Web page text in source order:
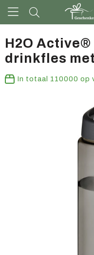
Drinkwaren
Kantoor & schrijven
Vrije tijd & outdoor
H2O Active®
drinkfles
In totaal 110000 op